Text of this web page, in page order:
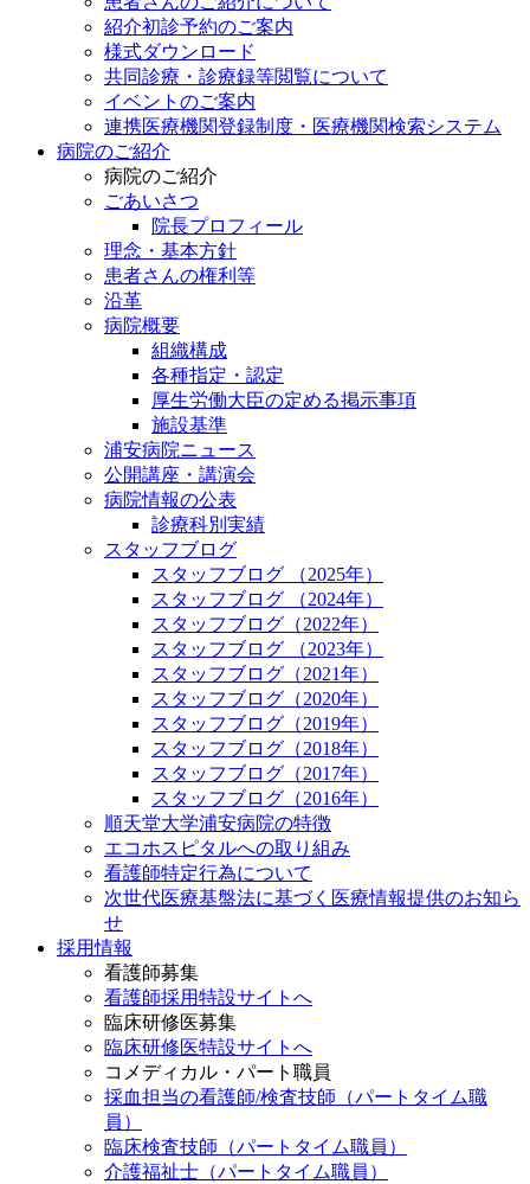
紹介初診予約のご案内
様式ダウンロード
共同診療・診療録等閲覧について
イベントのご案内
連携医療機関登録制度・医療機関検索システム
病院のご紹介
病院のご紹介
ごあいさつ
院長プロフィール
理念・基本方針
患者さんの権利等
沿革
病院概要
組織構成
各種指定・認定
厚生労働大臣の定める掲示事項
施設基準
浦安病院ニュース
公開講座・講演会
病院情報の公表
診療科別実績
スタッフブログ
スタッフブログ （2025年）
スタッフブログ （2024年）
スタッフブログ（2022年）
スタッフブログ （2023年）
スタッフブログ（2021年）
スタッフブログ（2020年）
スタッフブログ（2019年）
スタッフブログ（2018年）
スタッフブログ（2017年）
スタッフブログ（2016年）
順天堂大学浦安病院の特徴
エコホスピタルへの取り組み
看護師特定行為について
次世代医療基盤法に基づく医療情報提供のお知ら
せ
採用情報
看護師募集
看護師採用特設サイトへ
臨床研修医募集
臨床研修医特設サイトへ
コメディカル・パート職員
採血担当の看護師/検査技師（パートタイム職
員）
臨床検査技師（パートタイム職員）
介護福祉士（パートタイム職員）